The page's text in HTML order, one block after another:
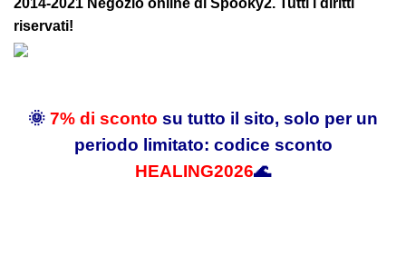
2014-2021 Negozio online di Spooky2. Tutti i diritti
riservati!
🌞 7% di sconto su tutto il sito, solo per un
periodo limitato: codice sconto
HEALING2026🌊